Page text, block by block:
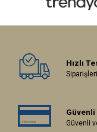
Hızlı
Güvenli
Güvenli